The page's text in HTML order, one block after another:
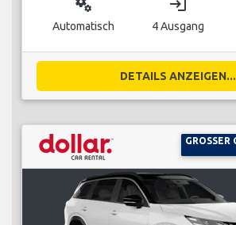
miscellaneous_services
Automatisch
login
4 Ausgang
DETAILS ANZEIGEN...
GROSSER